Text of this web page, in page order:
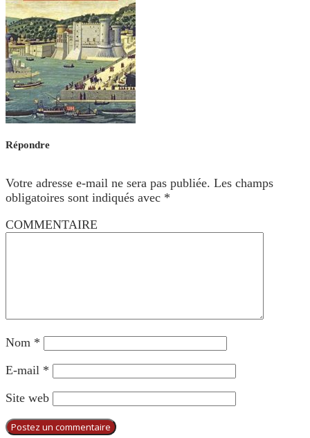
Répondre
Votre adresse e-mail ne sera pas publiée. Les champs
obligatoires sont indiqués avec *
COMMENTAIRE
Nom *
E-mail *
Site web